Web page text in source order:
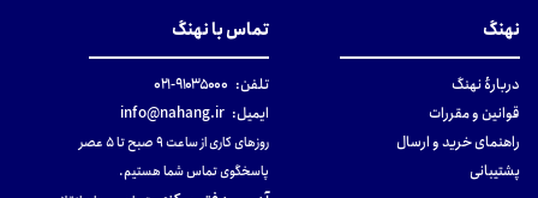
نهنگ
دربارهٔ نهنگ
قوانین و مقررات
راهنمای خرید و ارسال
پشتیبانی
تماس با نهنگ
تلفن: ۹۱۰۳۵۰۰۰-۰۲۱
ایمیل: info@nahang.ir
روزهای کاری از ساعت ۹ صبح تا ۵ عصر
پاسخگوی تماس شما هستیم.